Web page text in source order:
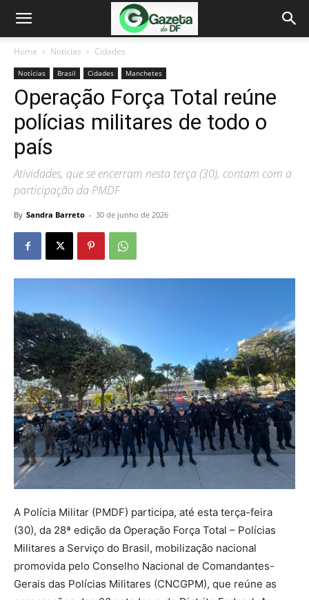
Home Notícias Cidades
Notícias Brasil Cidades Manchetes
Operação Força Total reúne
polícias militares de todo o
país
Atividades, que se encerram nesta terça (30), contam com a
participação da PMDF
By Sandra Barreto - 30 de junho de 2026
A Polícia Militar (PMDF) participa, até esta terça-feira
(30), da 28ª edição da Operação Força Total – Polícias
Militares a Serviço do Brasil, mobilização nacional
promovida pelo Conselho Nacional de Comandantes-
Gerais das Polícias Militares (CNCGPM), que reúne as